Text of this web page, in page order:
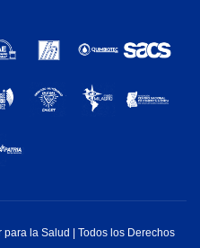
la Salud | Todos los Derechos